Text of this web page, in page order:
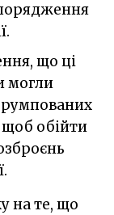
що ці
могли
обійти
на те, що